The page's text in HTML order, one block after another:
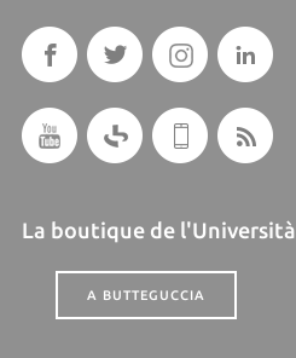
La boutique de l'Università
A BUTTEGUCCIA